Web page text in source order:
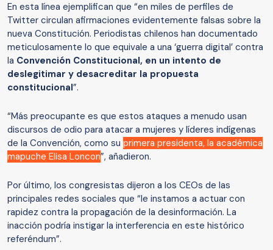
En esta línea ejemplifican que “en miles de perfiles de
Twitter circulan afirmaciones evidentemente falsas sobre la
nueva Constitución. Periodistas chilenos han documentado
meticulosamente lo que equivale a una ‘guerra digital’ contra
la Convención Constitucional, en un intento de
deslegitimar y desacreditar la propuesta
constitucional”.
“Más preocupante es que estos ataques a menudo usan
discursos de odio para atacar a mujeres y líderes indígenas
de la Convención, como su primera presidenta, la académica
mapuche Elisa Loncon”, añadieron.
Por último, los congresistas dijeron a los CEOs de las
principales redes sociales que “le instamos a actuar con
rapidez contra la propagación de la desinformación. La
inacción podría instigar la interferencia en este histórico
referéndum”.